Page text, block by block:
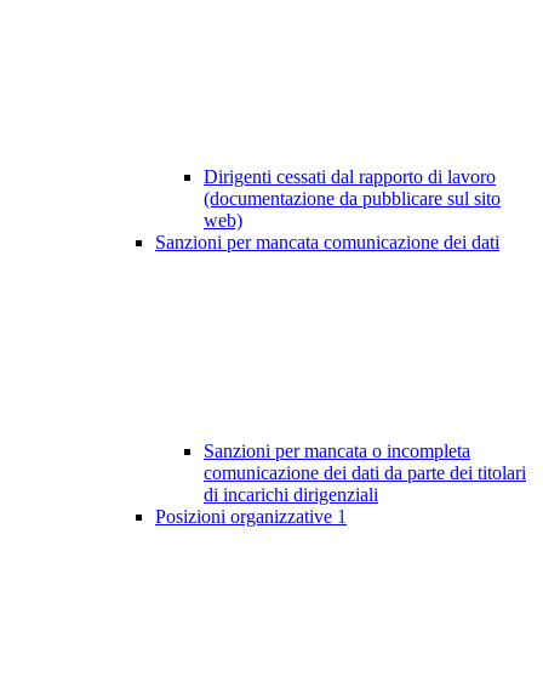
Dirigenti cessati dal rapporto di lavoro
(documentazione da pubblicare sul sito
web)
Sanzioni per mancata comunicazione dei dati
Sanzioni per mancata o incompleta
comunicazione dei dati da parte dei titolari
di incarichi dirigenziali
Posizioni organizzative 1